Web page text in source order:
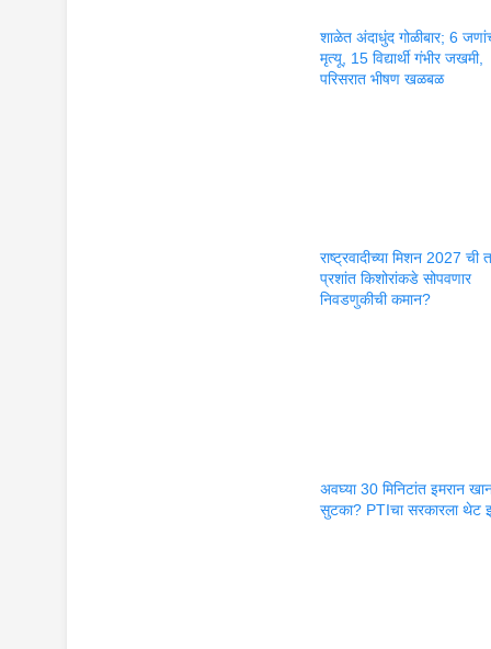
शाळेत अंदाधुंद गोळीबार; 6
मृत्यू, 15 विद्यार्थी गंभीर जखमी,
परिसरात भीषण खळबळ
राष्ट्रवादीच्या मिशन 2027 ची
प्रशांत किशोरांकडे सोपवणार
निवडणुकीची कमान?
अवघ्या 30 मिनिटांत इमरान
सुटका? PTIचा सरकारला थेट